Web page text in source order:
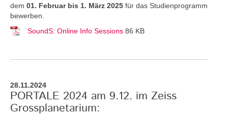
dem 01. Februar bis 1. März 2025 für das Studienprogramm
bewerben.
SoundS: Online Info Sessions 86 KB
28.11.2024
PORTALE 2024 am 9.12. im Zeiss
Grossplanetarium: